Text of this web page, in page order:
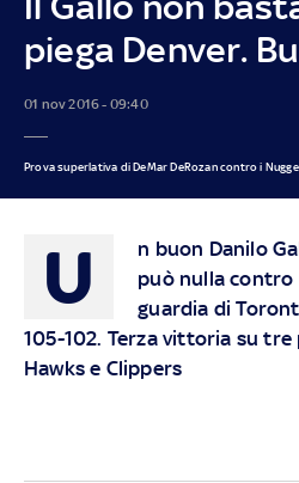
piega Denver.
01 nov 2016 - 09:40
Prova superlativa di DeMar DeRozan contro i
U
n buon Danilo
può nulla contro
guardia di
105-102. Terza vittoria su
Hawks e Clippers